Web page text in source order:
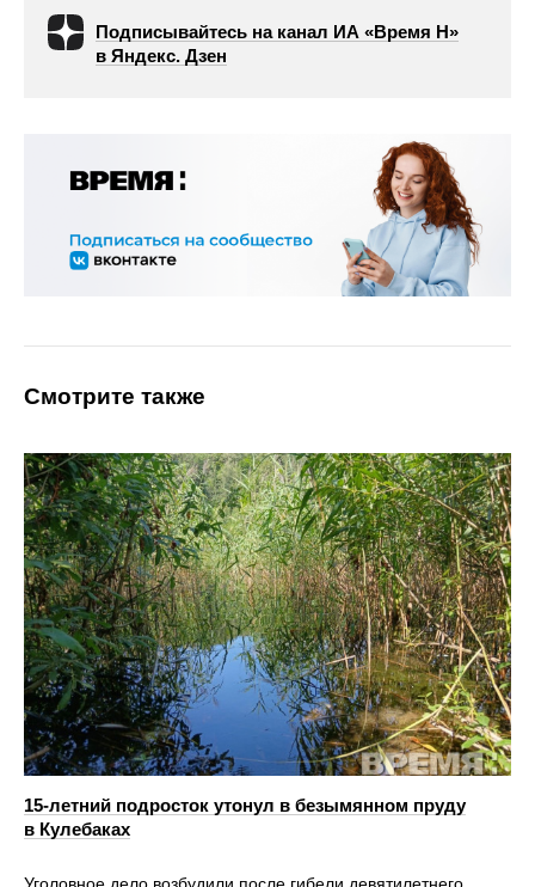
Подписывайтесь на канал ИА «Время Н»
в Яндекс. Дзен
Смотрите также
15-летний подросток утонул в безымянном пруду
в Кулебаках
Уголовное дело возбудили после гибели девятилетнего